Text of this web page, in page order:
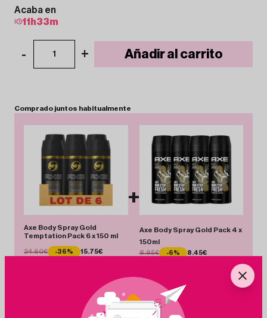
Acaba en
11 h33m
- 1 + Añadir al carrito
Comprado juntos habitualmente
Axe Body Spray Gold
Temptation Pack 6 x 150 ml
24.60€ -36% 15.75€
+
Axe Body Spray Gold Pack 4 x
150ml
8.95€ -6% 8.45€
Total 24.20 € Añadir Pack